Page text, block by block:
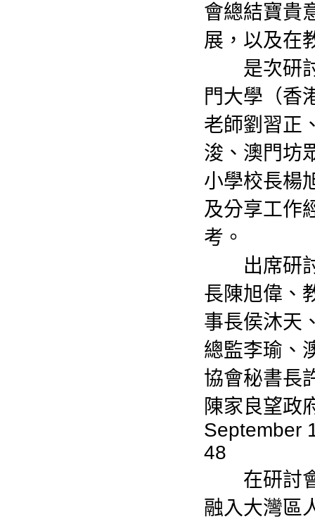
會總結寶貴
展，以及在
是次研討
門大學（香
老師劉習正
浚、澳門坊
小學校長楊
及分享工作
考。
出席研討
長陳旭偉、
事長侯沐天
總監李瑜、
協會秘書長
陳家良望政
September
48
在研討會
融入大灣區